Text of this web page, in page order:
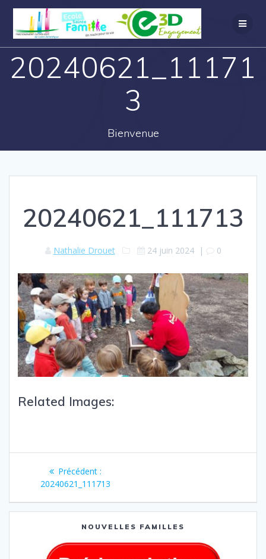
20240621_11171
3
Bienvenue
20240621_111713
Nathalie Drouet 24 juin 2024| 0
Related Images:
Précédent :
20240621_111713
NOUVELLES FAMILLES